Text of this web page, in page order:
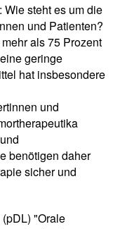
steht es um die
und Patienten?
als 75 Prozent
geringe
hat insbesondere
und
benötigen daher
sicher und
"Orale